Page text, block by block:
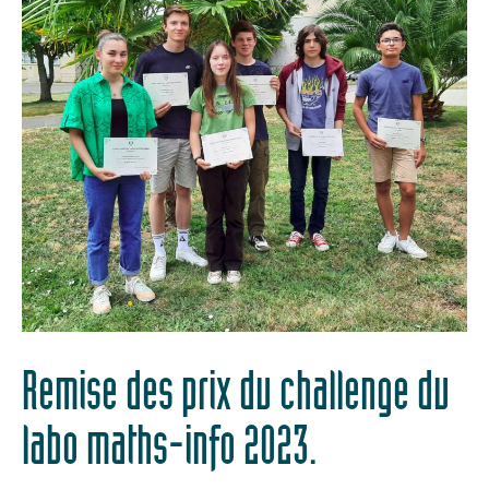
Remise des prix du challenge du
labo maths-info 2023.